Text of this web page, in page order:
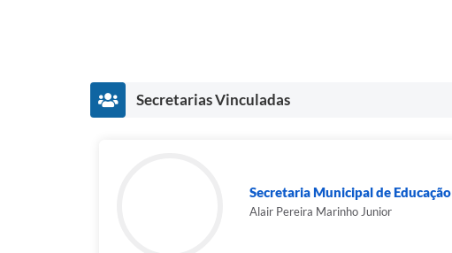
Secretarias Vinculadas
Secretaria Municipal de Educação
Alair Pereira Marinho Junior